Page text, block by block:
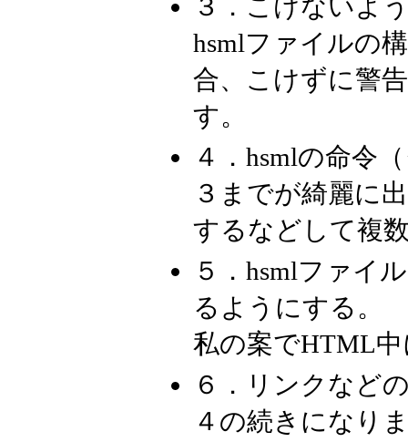
３．こけないよ
hsmlファイルの
合、こけずに警
す。
４．hsmlの命令
３までが綺麗に
するなどして複
５．hsmlファイ
るようにする。
私の案でHTML
６．リンクなど
４の続きになり